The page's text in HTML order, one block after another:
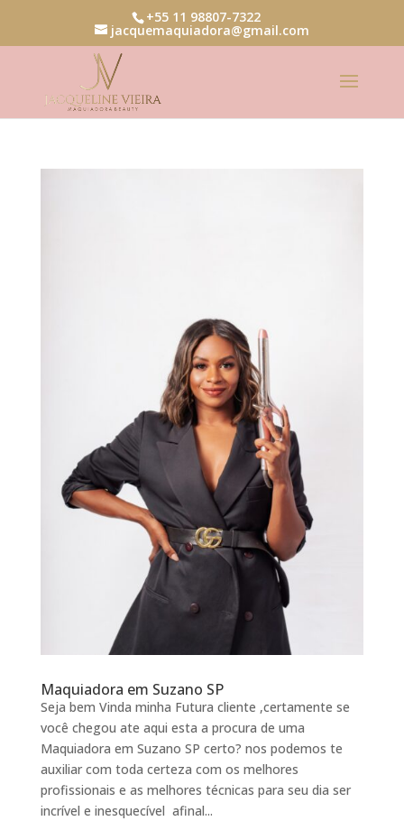
+55 11 98807-7322
jacquemaquiadora@gmail.com
Maquiadora em Suzano SP
Seja bem Vinda minha Futura cliente ,certamente se
você chegou ate aqui esta a procura de uma
Maquiadora em Suzano SP certo? nos podemos te
auxiliar com toda certeza com os melhores
profissionais e as melhores técnicas para seu dia ser
incrível e inesquecível afinal...